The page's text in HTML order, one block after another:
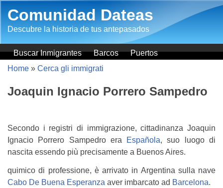
Comunidad Dateas
Descubre la historia de tus antepasados
Buscar Inmigrantes Barcos
Puertos
Home » Cerca gli immigrati
Joaquin Ignacio Porrero Sampedro
Secondo i registri di immigrazione, cittadinanza Joaquin
Ignacio Porrero Sampedro era
Española, suo luogo di
nascita essendo più precisamente a Buenos Aires.
quimico di professione, è arrivato in Argentina sulla nave
Cabo De Buena Esperanza aver imbarcato ad Barcelona.